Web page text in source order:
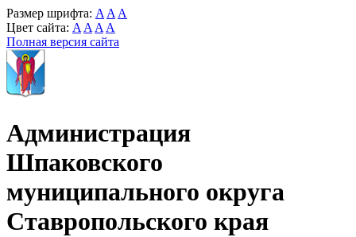
Размер шрифта: A A A
Цвет сайта: A A A A
Полная версия сайта
Администрация
Шпаковского
муниципального округа
Ставропольского края